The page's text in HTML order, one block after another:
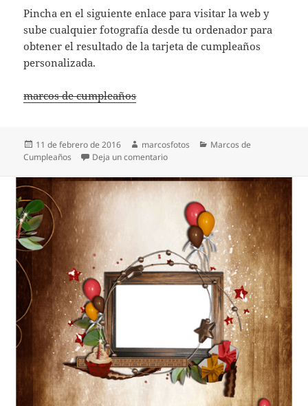
Pincha en el siguiente enlace para visitar la web y
sube cualquier fotografía desde tu ordenador para
obtener el resultado de la tarjeta de cumpleaños
personalizada.
marcos de cumpleaños
Publicado
el
11 de febrero de 2016 Autor
marcosfotos Categorías
Marcos de
Cumpleaños
Deja un comentarioen tarjeta de cumpleaños con tarta